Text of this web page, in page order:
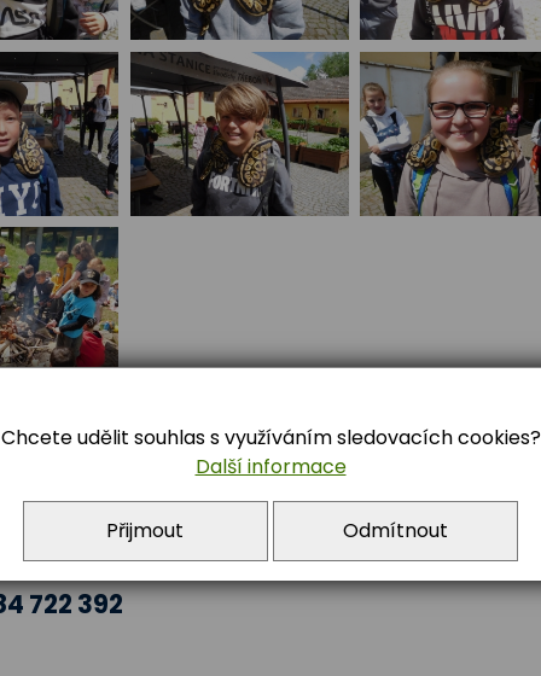
722 392
Chcete udělit souhlas s využíváním sledovacích cookies?
Další informace
Přijmout Odmítnout